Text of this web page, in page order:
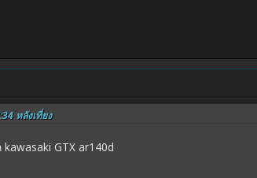
หลังเที่ยง
GTX ar140d